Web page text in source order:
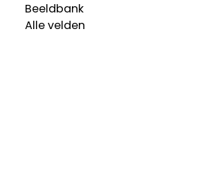
Beeldbank
Alle velden